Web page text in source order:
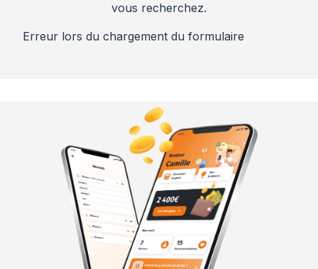
vous recherchez.
Erreur lors du chargement du formulaire